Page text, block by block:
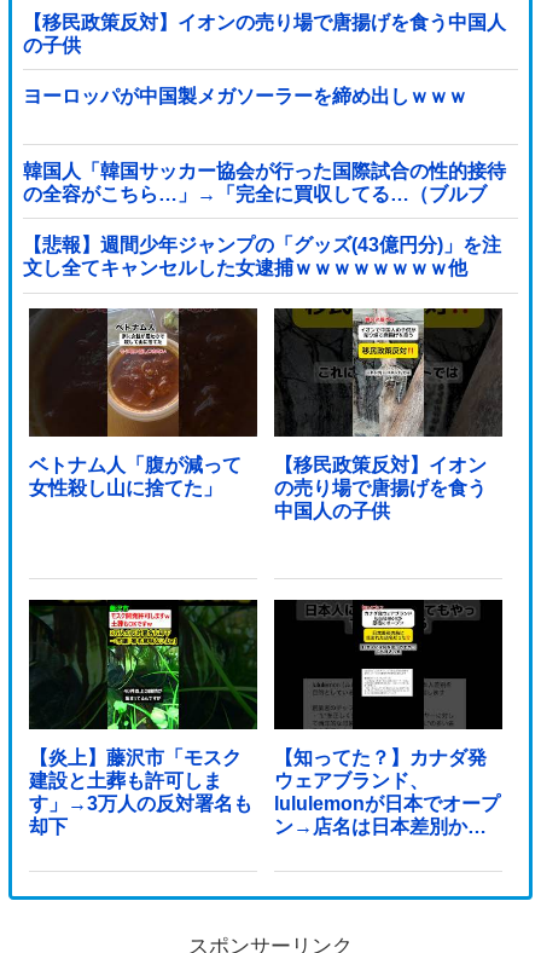
【移民政策反対】イオンの売り場で唐揚げを食う中国人
の子供
ヨーロッパが中国製メガソーラーを締め出しｗｗｗ
韓国人「韓国サッカー協会が行った国際試合の性的接待
の全容がこちら…」→「完全に買収してる…（ブルブ
ル」＝韓国の反応
【悲報】週間少年ジャンプの「グッズ(43億円分)」を注
文し全てキャンセルした女逮捕ｗｗｗｗｗｗｗｗ他
ベトナム人「腹が減って
女性殺し山に捨てた」
【移民政策反対】イオン
の売り場で唐揚げを食う
中国人の子供
【炎上】藤沢市「モスク
建設と土葬も許可しま
す」→3万人の反対署名も
却下
【知ってた？】カナダ発
ウェアブランド、
lululemonが日本でオープ
ン→店名は日本差別から
スポンサーリンク